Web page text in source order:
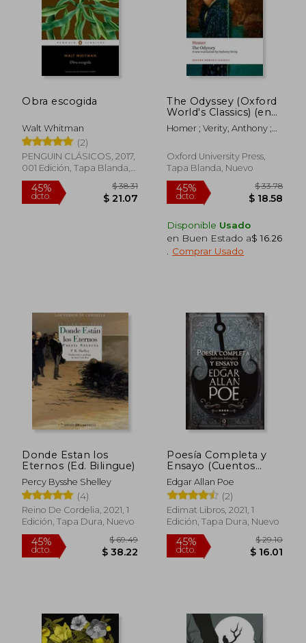
40%
Obra escogida
Walt Whitman
(2)
PENGUIN CLÁSICOS, 2017,
001 Edición, Tapa Blanda,
Nuevo
45%
dcto.
$ 38.31
$ 21.07
The Odyssey (Oxford
World's Classics) (en
Inglés)
Homer ; Verity, Anthony ;
Oxford University Press,
Tapa Blanda, Nuevo
45%
dcto.
Disponible Usado
en Buen Estado a$ 16.26
Comprar Usado
Donde Estan los
Eternos (Ed. Bilingue)
Percy Bysshe Shelley
(4)
Reino De Cordelia, 2021, 1
Edición, Tapa Dura, Nuevo
Poesía Completa y
Ensayo (Cuentos
Relatos Poesia (Obra
Completa ) y
Seleccion de Ensayos
Edgar Allan Poe)
Edgar Allan Poe
(2)
Edimat Libros, 2021, 1
Edición, Tapa Dura, Nuevo